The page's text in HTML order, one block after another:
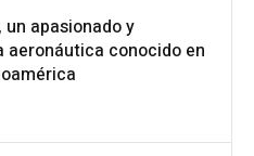
apasionado y
aeronáutica conocido en